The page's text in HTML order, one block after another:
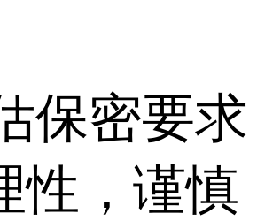
保密要求
性，谨慎